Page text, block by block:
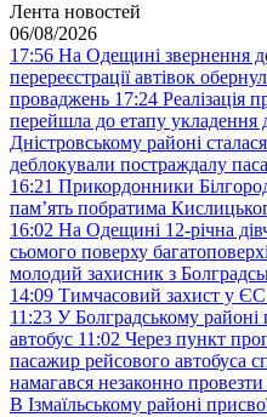
Лента новостей
06/08/2026
17:56 На Одещині звернення
перереєстрації автівок
проваджень 17:24 Реалізація
перейшла до етапу укладення
Дністровському районі
деблокували постраждалу
16:21 Прикордонники
пам’ять побратима
16:02 На Одещині 12-річна
сьомого поверху
молодий захисник з
14:09 Тимчасовий захист у
11:23 У Болградському
автобус 11:02 Через пункт
пасажир рейсового автобуса
намагався незаконно провезти
В Ізмаїльському районі